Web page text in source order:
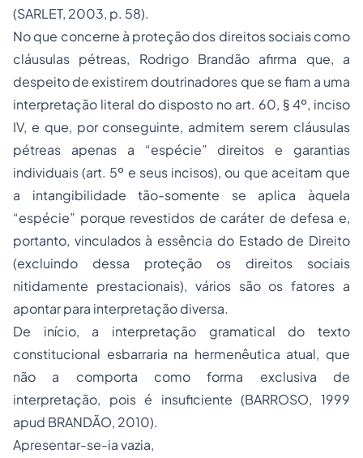
(SARLET, 2003, p. 58).
No que concerne à proteção dos direitos sociais como
cláusulas pétreas, Rodrigo Brandão afirma que, a
despeito de existirem doutrinadores que se fiam a uma
interpretação literal do disposto no art. 60, § 4º, inciso
IV, e que, por conseguinte, admitem serem cláusulas
pétreas apenas a “espécie” direitos e garantias
individuais (art. 5º e seus incisos), ou que aceitam que
a intangibilidade tão-somente se aplica àquela
“espécie” porque revestidos de caráter de defesa e,
portanto, vinculados à essência do Estado de Direito
(excluindo dessa proteção os direitos sociais
nitidamente prestacionais), vários são os fatores a
apontar para interpretação diversa.
De início, a interpretação gramatical do texto
constitucional esbarraria na hermenêutica atual, que
não a comporta como forma exclusiva de
interpretação, pois é insuficiente (BARROSO, 1999
apud BRANDÃO, 2010).
Apresentar-se-ia vazia,